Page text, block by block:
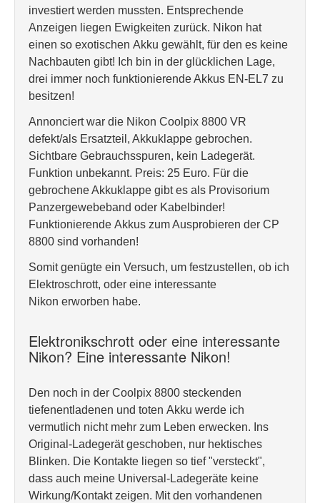
investiert werden mussten. Entsprechende
Anzeigen liegen Ewigkeiten zurück. Nikon hat
einen so exotischen Akku gewählt, für den es keine
Nachbauten gibt! Ich bin in der glücklichen Lage,
drei immer noch funktionierende Akkus EN-EL7 zu
besitzen!
Annonciert war die Nikon Coolpix 8800 VR
defekt/als Ersatzteil, Akkuklappe gebrochen.
Sichtbare Gebrauchsspuren, kein Ladegerät.
Funktion unbekannt. Preis: 25 Euro. Für die
gebrochene Akkuklappe gibt es als Provisorium
Panzergewebeband oder Kabelbinder!
Funktionierende Akkus zum Ausprobieren der CP
8800 sind vorhanden!
Somit genügte ein Versuch, um festzustellen, ob ich
Elektroschrott, oder eine interessante
Nikon erworben habe.
Elektronikschrott oder eine interessante
Nikon? Eine interessante Nikon!
Den noch in der Coolpix 8800 steckenden
tiefenentladenen und toten Akku werde ich
vermutlich nicht mehr zum Leben erwecken. Ins
Original-Ladegerät geschoben, nur hektisches
Blinken. Die Kontakte liegen so tief "versteckt",
dass auch meine Universal-Ladegeräte keine
Wirkung/Kontakt zeigen. Mit den vorhandenen